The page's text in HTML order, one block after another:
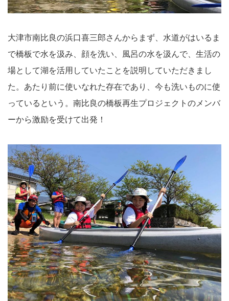
大津市南比良の浜口喜三郎さんからまず、水道がはいるま
で橋板で水を汲み、顔を洗い、風呂の水を汲んで、生活の
場として湖を活用していたことを説明していただきまし
た。あたり前に使いなれた存在であり、今も洗いものに使
っているという。南比良の橋板再生プロジェクトのメンバ
ーから激励を受けて出発！